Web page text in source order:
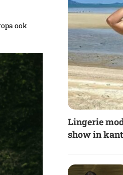
ook
Lingerie
show in